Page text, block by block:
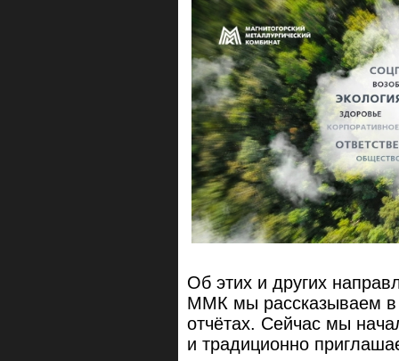
Об этих и других
ММК мы рассказываем в
отчётах. Сейчас мы
и традиционно